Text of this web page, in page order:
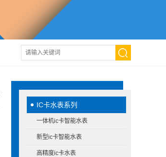
IC卡水表系列
一体机ic卡智能水表
新型ic卡智能水表
高精度ic卡水表